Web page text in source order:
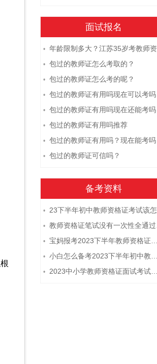
面试报名
• 年龄限制多大？江苏35岁考教师资格证晚吗？
• 包过的教师证怎么考取的？
• 包过的教师证怎么考的呢？
• 包过的教师证有用吗现在可以考吗
• 包过的教师证有用吗现在还能考吗
• 包过的教师证有用吗推荐
• 包过的教师证有用吗？现在能考吗
• 包过的教师证可信吗？
备考资料
• 23下半年初中教师资格证考试该怎么复习？
• 教师资格证笔试没有一次性全通过下次需要重新报考吗？
• 宝妈报考2023下半年教师资格证需要报班备考吗？
• 小白怎么备考2023下半年初中教师资格证笔试？
• 2023中小学教师资格证面试考试注意事项